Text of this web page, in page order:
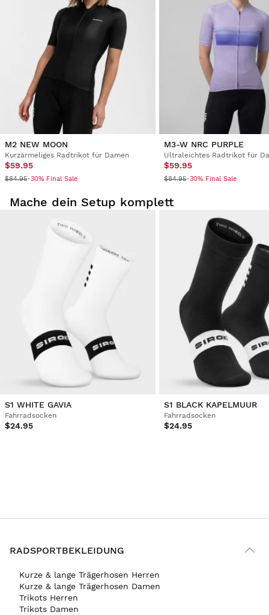
Verifizierter Kunde
Estefanía Contreras Farelo
Cycling Jersey Siroko M2 Pinerolo for Women S
Originelles und schönes Design. Sehr bequem.
1 Person hat diese Bewertung hilfreich gefunden.
War diese Bewertung hilfreich? vor 2 Jahren
...
M2 NEW MOON
Kurzärmeliges Radtrikot für Damen
$59.95
$84.95-30% Final Sale
M3-W NRC PURPLE
Ultraleichtes Radtrikot für
$59.95
$84.95-30% Final Sale
Mache dein Setup komplett
S1 WHITE GAVIA
Fahrradsocken
$24.95
S1 BLACK KAPELMUUR
Fahrradsocken
$24.95
RADSPORTBEKLEIDUNG
Kurze & lange Trägerhosen Herren
Kurze & lange Trägerhosen Damen
Trikots Herren
Trikots Damen